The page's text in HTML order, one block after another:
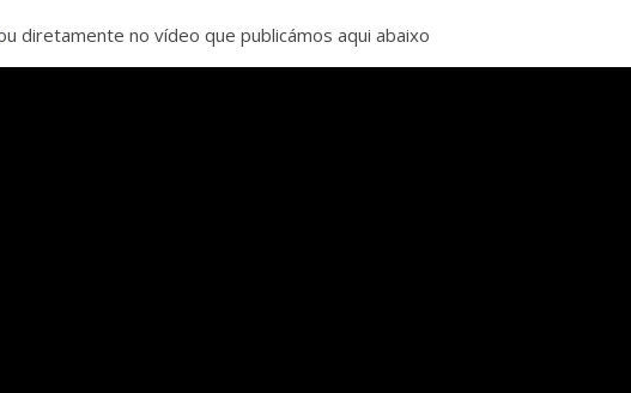
diretamente no vídeo que publicámos aqui abaixo